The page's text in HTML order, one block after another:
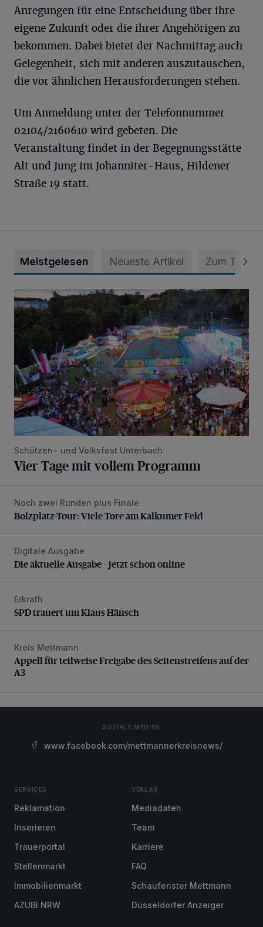
Anregungen für eine Entscheidung über ihre
eigene Zukunft oder die ihrer Angehörigen zu
bekommen. Dabei bietet der Nachmittag auch
Gelegenheit, sich mit anderen auszutauschen,
die vor ähnlichen Herausforderungen stehen.
Um Anmeldung unter der Telefonnummer
02104/2160610 wird gebeten. Die
Veranstaltung findet in der Begegnungsstätte
Alt und Jung im Johanniter-Haus, Hildener
Straße 19 statt.
Meistgelesen Neueste Artikel Zum Thema
Vier Tage mit vollem Programm
Schützen- und Volksfest Unterbach
Vier Tage mit vollem Programm
Bolzplatz-Tour: Viele Tore am Kalkumer Feld
Noch zwei Runden plus Finale
Bolzplatz-Tour: Viele Tore am Kalkumer Feld
Die aktuelle Ausgabe – jetzt schon online
Digitale Ausgabe
Die aktuelle Ausgabe – jetzt schon online
SPD trauert um Klaus Hänsch
Erkrath
SPD trauert um Klaus Hänsch
Appell für teilweise Freigabe des Seitenstreifens auf der A3
Kreis Mettmann
Appell für teilweise Freigabe des Seitenstreifens auf der
A3
SOZIALE MEDIEN
www.facebook.com/mettmannerkreisnews/
SERVICES
Reklamation
Inserieren
Trauerportal
Stellenmarkt
Immobilienmarkt
AZUBI NRW
VERLAG
Mediadaten
Team
Karriere
FAQ
Schaufenster Mettmann
Düsseldorfer Anzeiger